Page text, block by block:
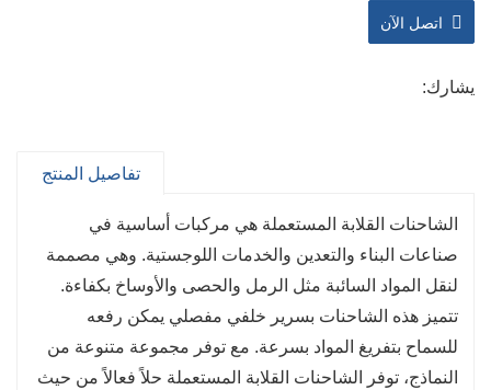
التوفر الفوري: غالبًا ما تكون الشاحنات المستعملة متاحة
بسرعة وتلبية متطلبات المشروع دون انتظار تسليم
المستعملة مجموعة واسعة من النماذج والأحجام
والمواصفات، مما يتيح للمشترين اختيار المركبات التي تلبي
احتياجاتهم التشغيلية على أفضل وجه.
أداء مثبت: تتمتع العديد من الشاحنات القلابة المستعملة
بسجل حافل من الموثوقية والأداء، مما يسمح للمشترين
بالبحث عن نماذج لها تاريخ من المتانة والكفاءة.
تكاليف تأمين أقل: أقساط التأمين على المركبات المستعملة
اتصل الآن
يشارك:
تفاصيل المنتج
الشاحنات القلابة المستعملة هي مركبات أساسية في
صناعات البناء والتعدين والخدمات اللوجستية. وهي مصممة
لنقل المواد السائبة مثل الرمل والحصى والأوساخ بكفاءة.
تتميز هذه الشاحنات بسرير خلفي مفصلي يمكن رفعه
للسماح بتفريغ المواد بسرعة. مع توفر مجموعة متنوعة من
النماذج، توفر الشاحنات القلابة المستعملة حلاً فعالاً من حيث